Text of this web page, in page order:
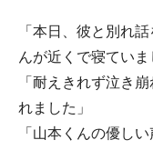
「本日、彼と別れ
んが近くで寝ていま
「耐えきれず泣き
れました」
「山本くんの優し